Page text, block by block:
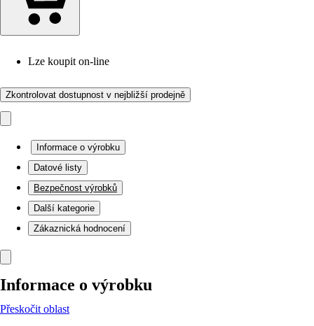
Lze koupit on-line
Zkontrolovat dostupnost v nejbližší prodejně
Informace o výrobku
Datové listy
Bezpečnost výrobků
Další kategorie
Zákaznická hodnocení
Informace o výrobku
Přeskočit oblast